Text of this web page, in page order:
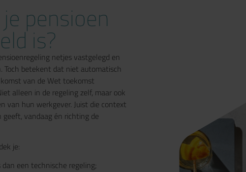
pensioen
is?
netjes vastgelegd en
Toch betekent dat niet automatisch
van de Wet toekomst
alleen in de regeling zelf, maar ook
van hun werkgever. Juist die context
vandaag én richting de
je:
een technische regeling;